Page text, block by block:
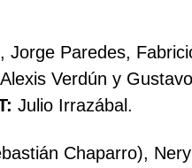
Paredes,
Verdún y
Julio Irrazábal.
Chaparro),